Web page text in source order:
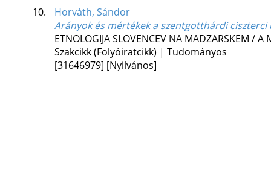
10.
Horváth, Sándor
Arányok és mértékek a szentgotthárdi
ETNOLOGIJA SLOVENCEV NA MADZARSKEM / A
Szakcikk (Folyóiratcikk) | Tudományos
[31646979] [Nyilvános]